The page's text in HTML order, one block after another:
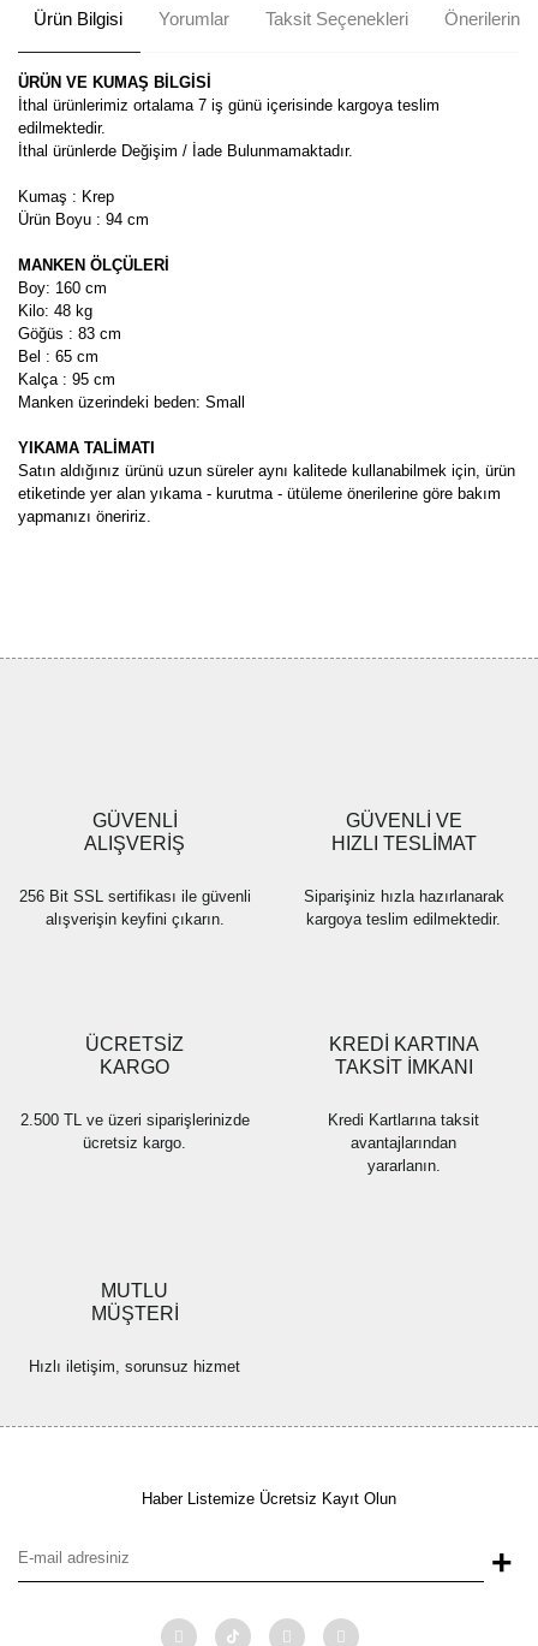
Ürün Bilgisi Yorumlar Taksit Seçenekleri Önerileriniz
ÜRÜN VE KUMAŞ BİLGİSİ
İthal ürünlerimiz ortalama 7 iş günü içerisinde kargoya teslim
edilmektedir.
İthal ürünlerde Değişim / İade Bulunmamaktadır.
Kumaş : Krep
Ürün Boyu : 94 cm
MANKEN ÖLÇÜLERİ
Boy: 160 cm
Kilo: 48 kg
Göğüs : 83 cm
Bel : 65 cm
Kalça : 95 cm
Manken üzerindeki beden: Small
YIKAMA TALİMATI
Satın aldığınız ürünü uzun süreler aynı kalitede kullanabilmek için, ürün
etiketinde yer alan yıkama - kurutma - ütüleme önerilerine göre bakım
yapmanızı öneririz.
Ürün fiyatı diğer sitelerden daha pahalı.
Bu ürüne benzer farklı alternatifler olmalı.
GÜVENLİ
ALIŞVERİŞ
256 Bit SSL sertifikası ile güvenli
alışverişin keyfini çıkarın.
GÜVENLİ VE
HIZLI TESLİMAT
Siparişiniz hızla hazırlanarak
kargoya teslim edilmektedir.
ÜCRETSİZ
KARGO
2.500 TL ve üzeri siparişlerinizde
ücretsiz kargo.
KREDİ KARTINA
TAKSİT İMKANI
Kredi Kartlarına taksit
avantajlarından
yararlanın.
MUTLU
MÜŞTERİ
Hızlı iletişim, sorunsuz hizmet
Haber Listemize Ücretsiz Kayıt Olun
+